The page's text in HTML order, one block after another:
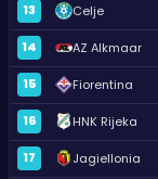
13 Celje
14 AZ Alkmaar
15 Fiorentina
16 HNK Rijeka
17 Jagiellonia